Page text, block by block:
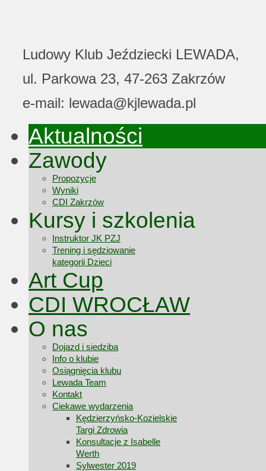
Ludowy Klub Jeździecki LEWADA,
ul. Parkowa 23, 47-263 Zakrzów
e-mail: lewada@kjlewada.pl
Aktualności
Zawody
Propozycje
Wyniki
CDI Zakrzów
Kursy i szkolenia
Instruktor JK PZJ
Trening i sędziowanie
kategorii Dzieci
Art Cup
CDI WROCŁAW
O nas
Dojazd i siedziba
Info o klubie
Osiągnięcia klubu
Lewada Team
Kontakt
Ciekawe wydarzenia
Kędzierzyńsko-Kozielskie
Targi Zdrowia
Konsultacje z Isabelle
Werth
Sylwester 2019